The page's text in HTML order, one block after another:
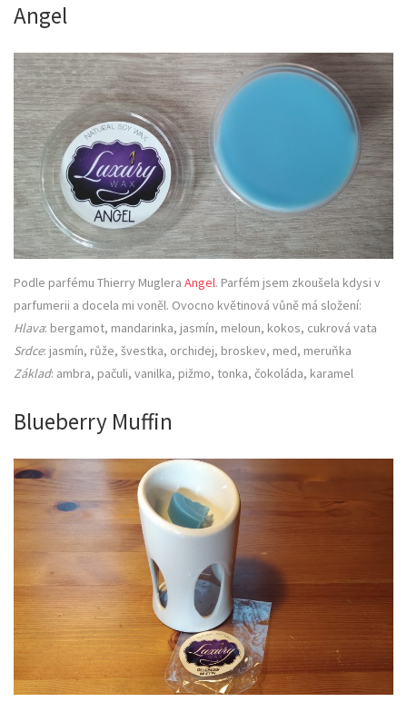
Angel
Podle parfému Thierry Muglera Angel. Parfém jsem zkoušela kdysi v
parfumerii a docela mi voněl. Ovocno květinová vůně má složení:
Hlava: bergamot, mandarinka, jasmín, meloun, kokos, cukrová vata
Srdce: jasmín, růže, švestka, orchidej, broskev, med, meruňka
Základ: ambra, pačuli, vanilka, pižmo, tonka, čokoláda, karamel
Blueberry Muffin